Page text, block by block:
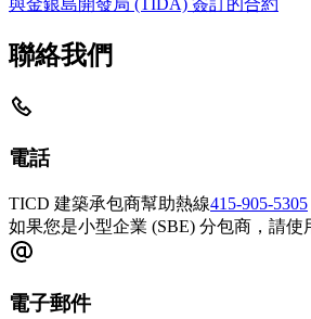
聯絡我們
電話
TICD 建築承包商幫助熱線415-905-5305
如果您是小型企業 (SBE) 分包商，請使
電子郵件